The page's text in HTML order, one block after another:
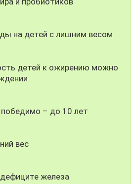
на детей с лишним весом
детей к ожирению можно
– до 10 лет
вес
железа